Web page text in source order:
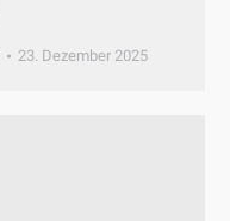
23. Dezember 2025